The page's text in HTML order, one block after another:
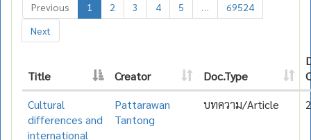
Previous 1 2 3 4 5 …
69524
Next
Title Creator Doc.Type
Cultural
differences and
international
Pattarawan
Tantong
บทความ/Article